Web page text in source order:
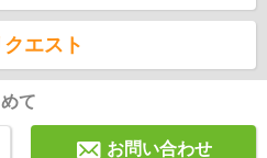
エスト
て
お問い合わせ